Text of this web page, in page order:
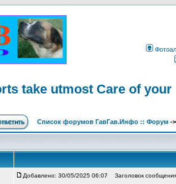
take utmost Care of your
Список форумов ГавГав.Инфо :: Форум -
Добавлено: 30/05/2025 06:07 Заголовок